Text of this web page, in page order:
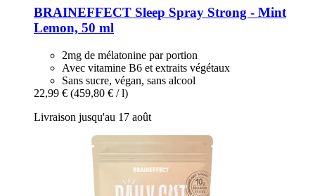
BRAINEFFECT Sleep Spray Strong -​ Mint
Lemon, 50 ml
2mg de mélatonine par portion
Avec vitamine B6 et extraits végétaux
Sans sucre, végan, sans alcool
22,99 € (459,80 € / l)
Livraison jusqu'au 17 août